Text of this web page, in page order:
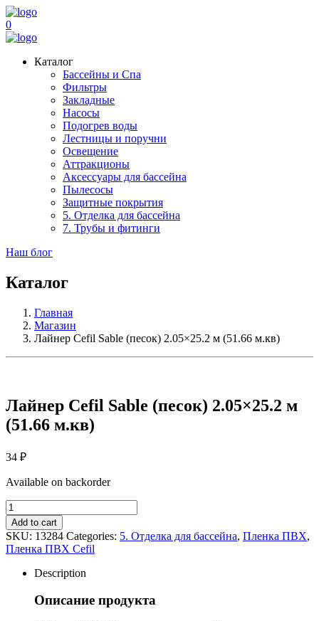
0
Каталог
Бассейны и Спа
Фильтры
Закладные
Насосы
Подогрев воды
Лестницы и поручни
Освещение
Аттракционы
Аксессуары для бассейна
Пылесосы
Защитные покрытия
5. Отделка для бассейна
7. Трубы и фитинги
Наш блог
Каталог
Главная
Магазин
Лайнер Cefil Sable (песок) 2.05×25.2 м (51.66 м.кв)
Лайнер Cefil Sable (песок) 2.05×25.2 м
(51.66 м.кв)
34 ₽
Available on backorder
Лайнер
Cefil
Sable
(песок)
2.05x25.2
quantity
Add to cart
SKU: 13284 Categories: 5. Отделка для бассейна, Пленка ПВХ,
Пленка ПВХ Cefil
Description
Описание продукта